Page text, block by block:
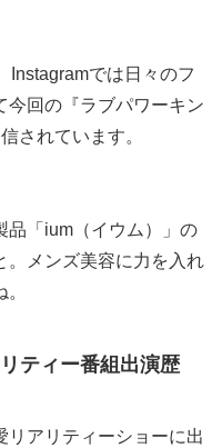
Instagramでは日々のフ
今回の『ラブパワーキン
信されています。
品「ium（イウム）」の
。メンズ美容に力を入れ
ティー番組出演歴
リアリティーショーに出